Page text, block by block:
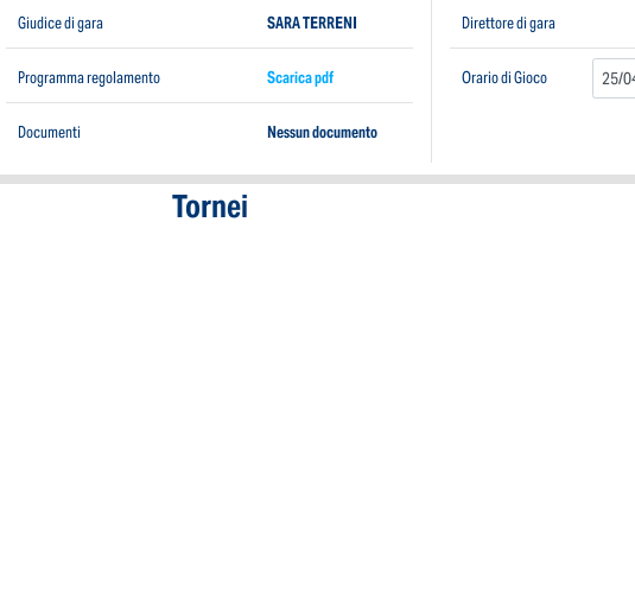
Giudice di gara SARA TERRENI
Programma regolamento Scarica pdf
Documenti Nessun documento
Direttore di gara
Orario di Gioco
Tornei